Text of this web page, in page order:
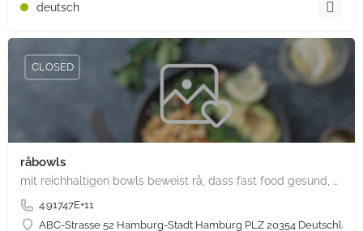
deutsch
råbowls
mit reichhaltigen bowls beweist rå, dass fast food gesund, nachhaltig und hundertprozentig vegan sein kann.…
4.91747E+11
ABC-Strasse 52 Hamburg-Stadt Hamburg PLZ 20354 Deutschland
CLOSED